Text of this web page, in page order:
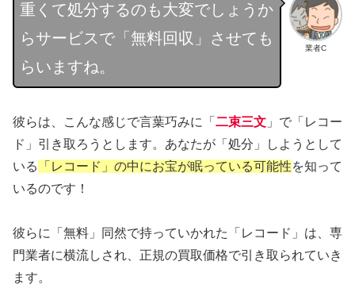
業者C
重くて処分するのも大変でしょうか
らサービスで「無料回収」させても
らいますね。
彼らは、こんな感じで言葉巧みに「 二束三文 」で「レコー
ド」引き取ろうとします。あなたが「処分」しようとして
いる
「レコード」の中にお宝が眠っている可能性を知って
いるのです！
彼らに「無料」同然で持っていかれた「レコード」は、専
門業者に横流しされ、正規の買取価格で引き取られていき
ます。